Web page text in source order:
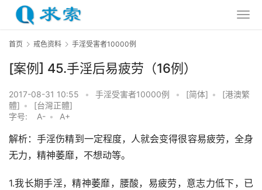
首页 戒色资料 手淫受害者10000例
[案例] 45.手淫后易疲劳（16例）
2017-08-31 10:55 • 手淫受害者10000例 • [简体] •
[港澳繁
體] •
[台灣正體]
字号:
A- • A+
解析：手淫伤精到一定程度，人就会变得很容易疲劳，全身
无力，精神萎靡，不想动等。
1.我长期手淫，精神萎靡，腰酸，易疲劳，意志力低下，已